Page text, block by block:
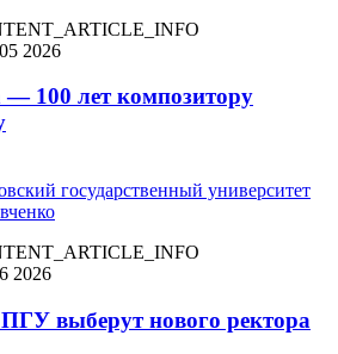
2026
— 100 лет композитору
государственный университет
2026
выберут нового ректора